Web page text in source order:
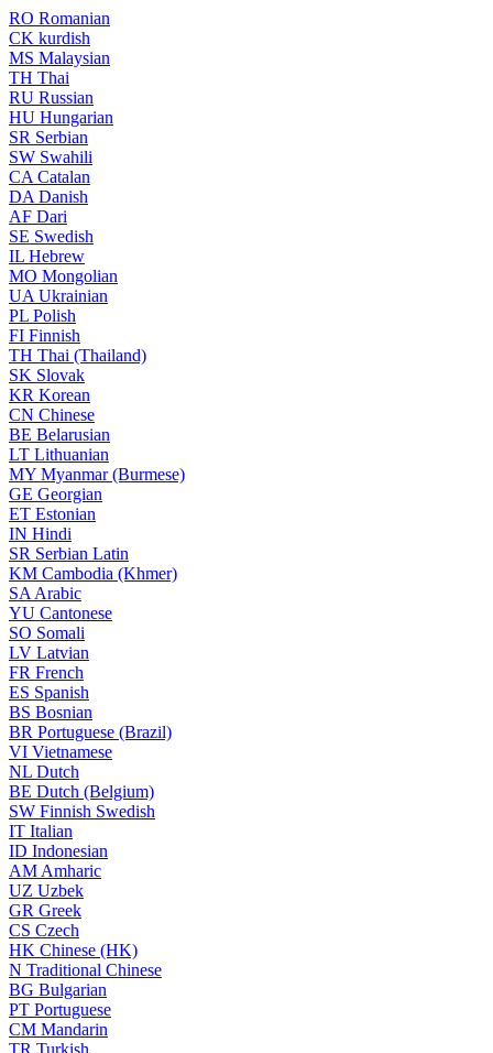
RO Romanian
CK kurdish
MS Malaysian
TH Thai
RU Russian
HU Hungarian
SR Serbian
SW Swahili
CA Catalan
DA Danish
AF Dari
SE Swedish
IL Hebrew
MO Mongolian
UA Ukrainian
PL Polish
FI Finnish
TH Thai (Thailand)
SK Slovak
KR Korean
CN Chinese
BE Belarusian
LT Lithuanian
MY Myanmar (Burmese)
GE Georgian
ET Estonian
IN Hindi
SR Serbian Latin
KM Cambodia (Khmer)
SA Arabic
YU Cantonese
SO Somali
LV Latvian
FR French
ES Spanish
BS Bosnian
BR Portuguese (Brazil)
VI Vietnamese
NL Dutch
BE Dutch (Belgium)
SW Finnish Swedish
IT Italian
ID Indonesian
AM Amharic
UZ Uzbek
GR Greek
CS Czech
HK Chinese (HK)
N Traditional Chinese
BG Bulgarian
PT Portuguese
CM Mandarin
TR Turkish